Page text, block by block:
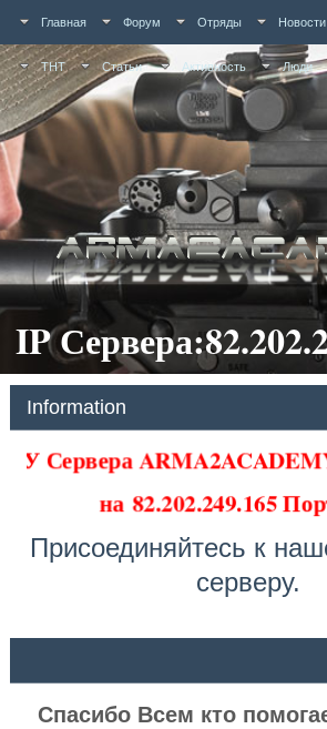
Главная Форум Отряды Новости
ТНТ Статьи Активность Люди
IP
Information
У Сервера
на82.202.249.165
Присоединяйтесь к
серверу.
Спасибо Всем кто